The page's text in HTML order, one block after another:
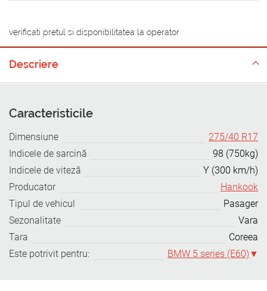
verificati pretul si disponibilitatea la operator
Descriere
Caracteristicile
Dimensiune
275/40 R17
Indicele de sarcină
98 (750kg)
Indicele de viteză
Y (300 km/h)
Producator
Hankook
Tipul de vehicul
Pasager
Sezonalitate
Vara
Tara
Coreea
Este potrivit pentru:
BMW 5 series (E60)